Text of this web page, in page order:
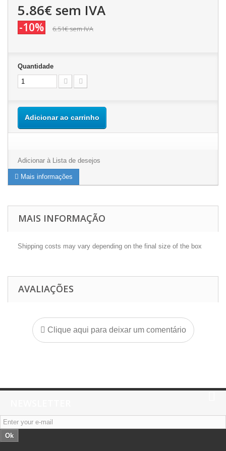
5.86€ sem IVA
-10% 6.51€sem IVA
Quantidade
Adicionar ao carrinho
Adicionar à Lista de desejos
Mais informações
MAIS INFORMAÇÃO
Shipping costs may vary depending on the final size of the box
AVALIAÇÕES
Clique aqui para deixar um comentário
Ok